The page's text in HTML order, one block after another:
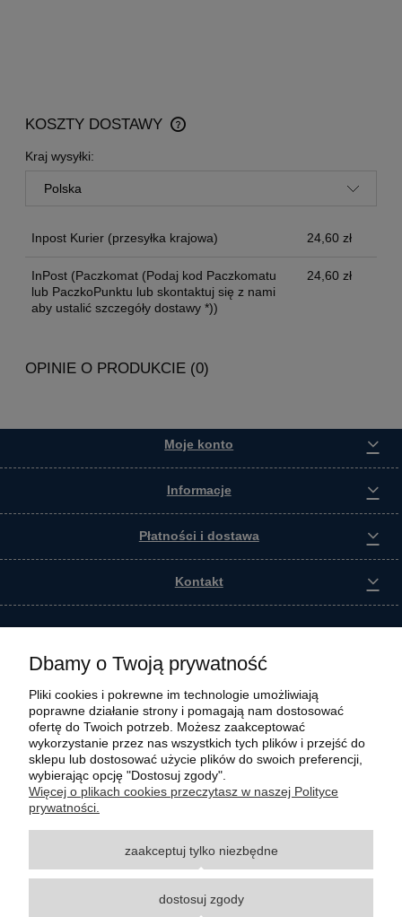
KOSZTY DOSTAWY
CENA NIE ZAWIERA EWENTUALNYCH KOSZTÓW
PŁATNOŚCI
Kraj wysyłki:
Inpost Kurier (przesyłka krajowa) 24,60 zł
InPost (Paczkomat (Podaj kod Paczkomatu
lub PaczkoPunktu lub skontaktuj się z nami
aby ustalić szczegóły dostawy *))
24,60 zł
OPINIE O PRODUKCIE (0)
Moje konto
Informacje
Płatności i dostawa
Kontakt
Wszystkie materiały graficzne i zdjęciowe zamieszczone na stronie internetowej polmasz.pl
są prawnie chronione i stanowią własność intelektualną polmasz.pl. Jakiekolwiek
z zastrzeżeniem korzystania o charakterze niekomercyjnym dla użytku osobistego, ze
wskazaniem źródła. Nazwy Carraro, Case, Cat, Caterpillar, Dana Spicer, Doosan, Komatsu,
znakami towarowymi odpowiednich producentów oryginalnego sprzętu. Wszystkie nazwy,
Dbamy o Twoją prywatność
Pliki cookies i pokrewne im technologie umożliwiają
poprawne działanie strony i pomagają nam dostosować
ofertę do Twoich potrzeb. Możesz zaakceptować
wykorzystanie przez nas wszystkich tych plików i przejść do
sklepu lub dostosować użycie plików do swoich preferencji,
wybierając opcję "Dostosuj zgody".
Więcej o plikach cookies przeczytasz w naszej Polityce
prywatności.
zaakceptuj tylko niezbędne
dostosuj zgody